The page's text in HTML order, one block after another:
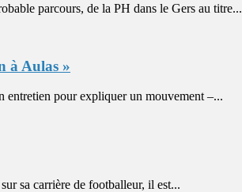
parcours, de la PH dans le Gers au titre...
à Aulas »
pour expliquer un mouvement –...
sa carrière de footballeur, il est...